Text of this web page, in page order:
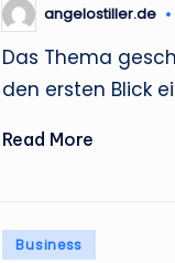
Posted
by
angelostiller.de
Das Thema
den ersten Blick
Read More
Posted
Business